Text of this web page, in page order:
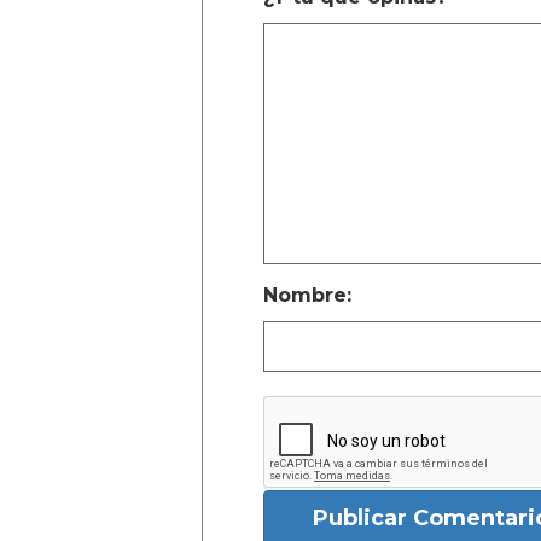
Nombre:
Publicar